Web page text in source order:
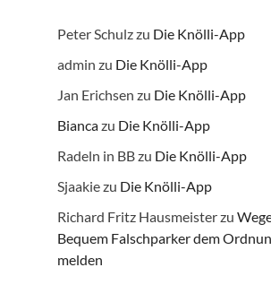
Peter Schulzzu Die Knölli-App
admin zu Die Knölli-App
Jan Erichsen zu Die Knölli-App
Biancazu Die Knölli-App
Radeln in BBzu Die Knölli-App
Sjaakiezu Die Knölli-App
Richard Fritz Hausmeisterzu
Bequem Falschparker dem
melden